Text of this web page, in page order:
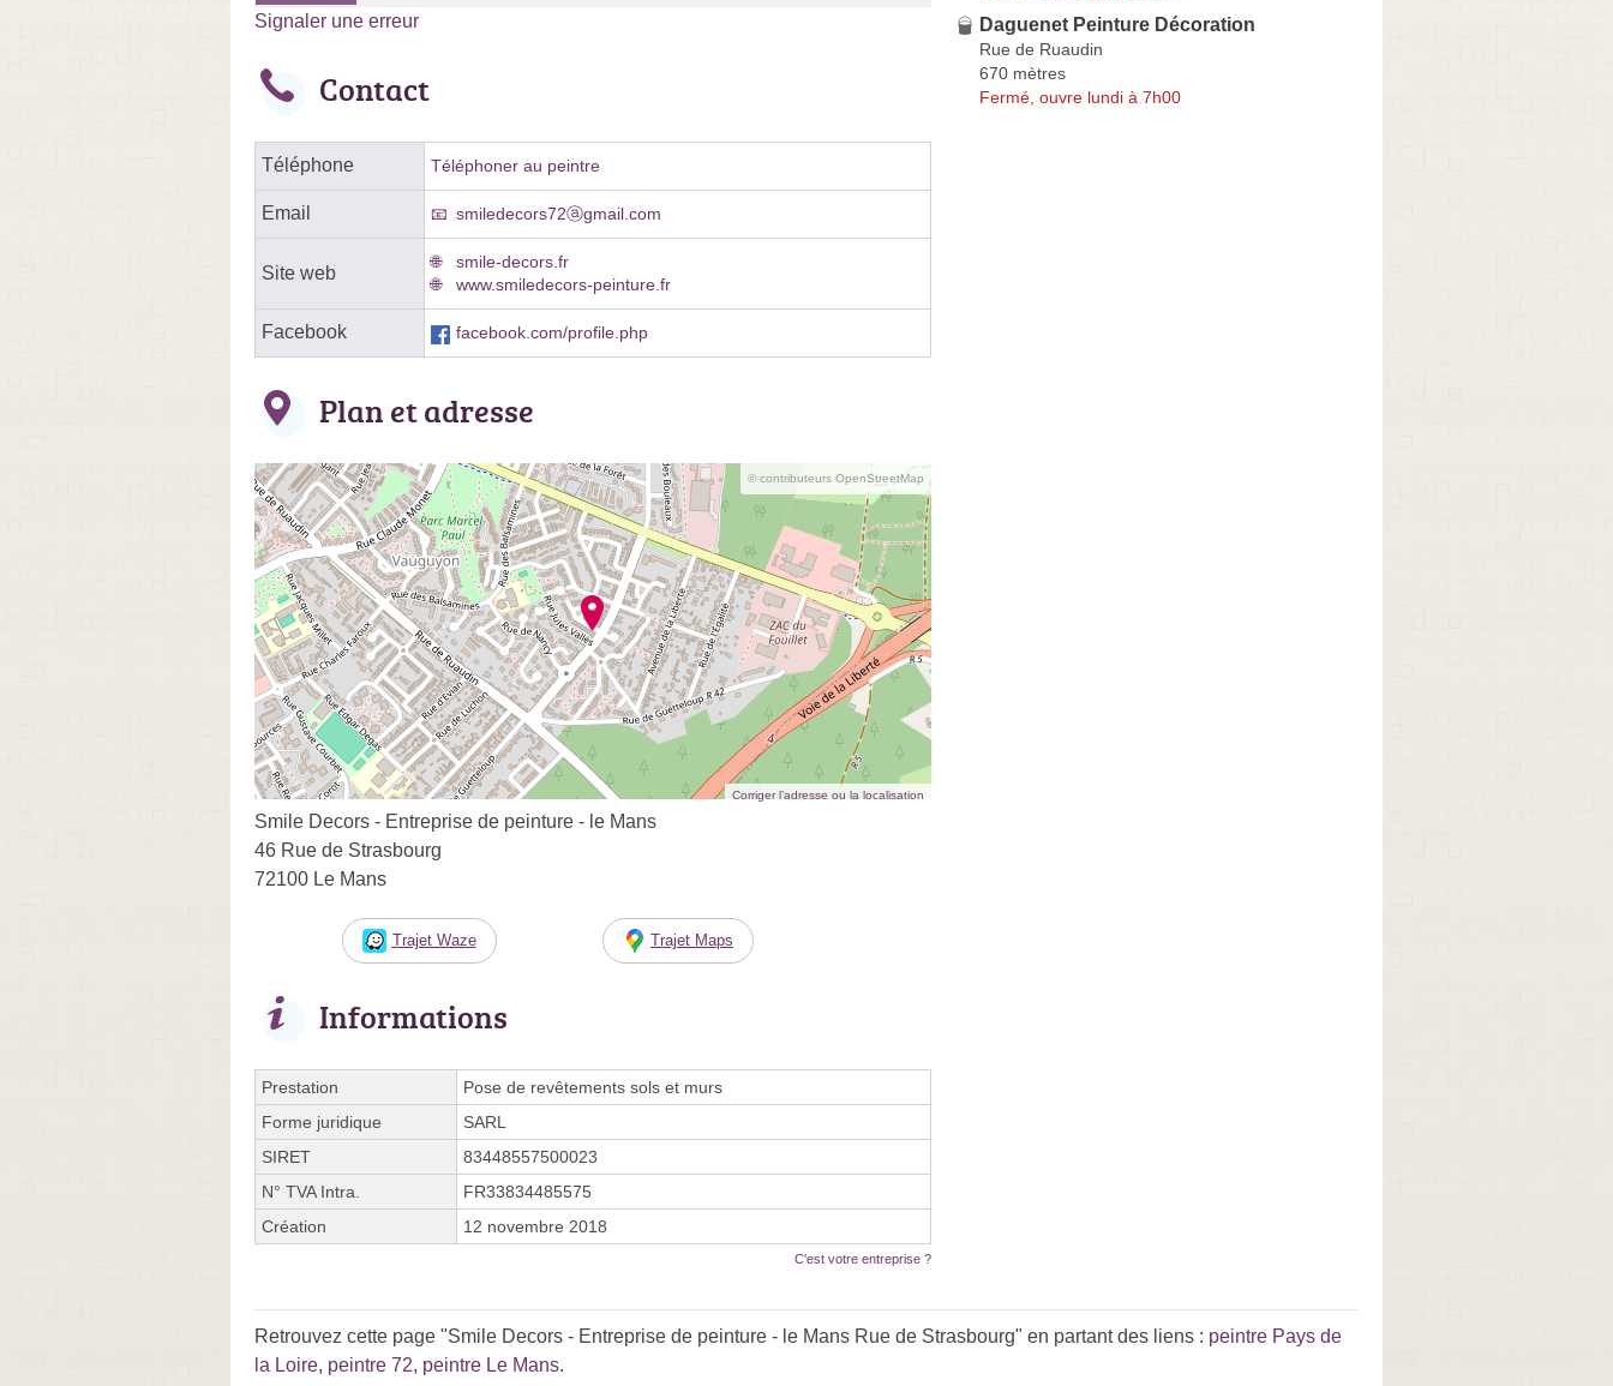
Signaler une erreur
Contact
Téléphone Téléphoner au peintre
Email smiledecors72ⓐgmail.com
Site web
smile-decors.fr
www.smiledecors-peinture.fr
Facebook facebook.com/profile.php
Plan et adresse
© contributeurs OpenStreetMap
Corriger l’adresse ou la localisation
Smile Decors - Entreprise de peinture - le Mans
46 Rue de Strasbourg
72100 Le Mans
Trajet Waze Trajet Maps
Informations
Prestation
Pose de revêtements sols et murs
Forme juridique
SARL
SIRET
83448557500023
N° TVA Intra.
FR33834485575
Création
12 novembre 2018
C'est votre entreprise ?
Daguenet Peinture Décoration
Rue de Ruaudin
670 mètres
Fermé, ouvre lundi à 7h00
Retrouvez cette page "Smile Decors - Entreprise de peinture - le Mans Rue de Strasbourg" en partant des liens : peintre Pays de
la Loire, peintre 72, peintre Le Mans.